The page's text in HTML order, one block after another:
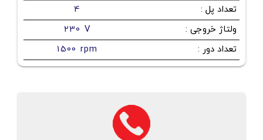
تعداد پل :
4
ولتاژ خروجی :
230 V
تعداد دور :
1500 rpm